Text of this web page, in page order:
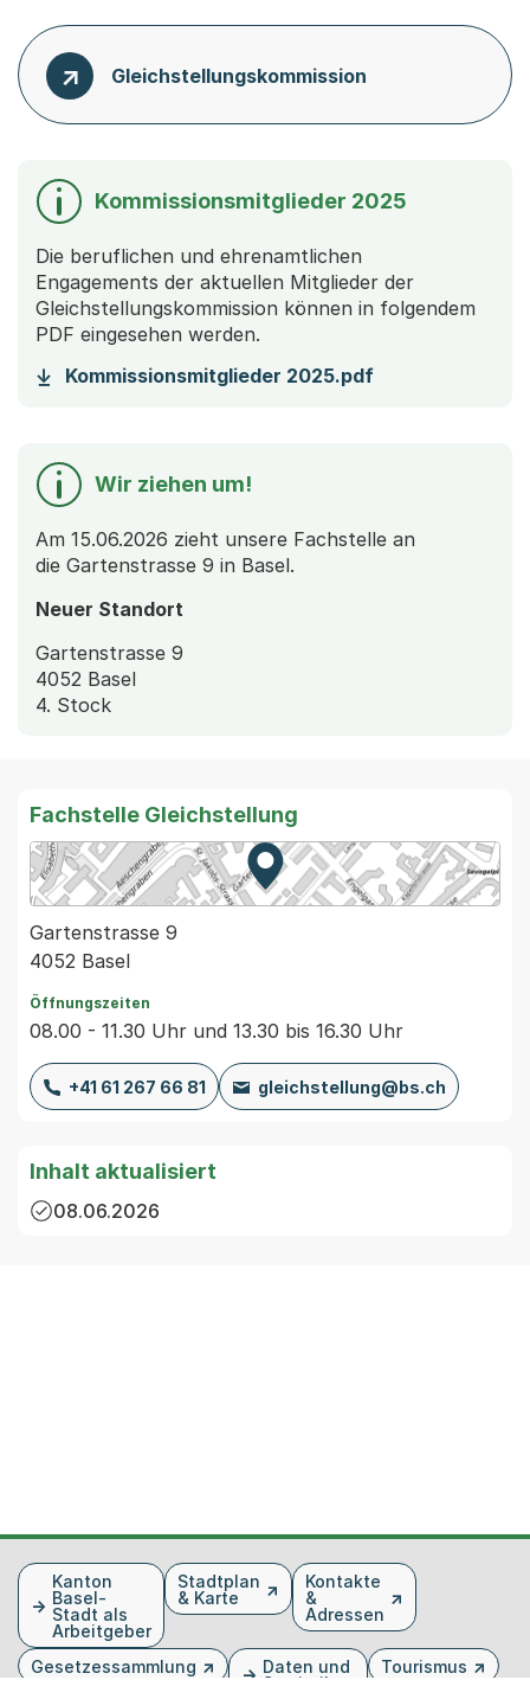
Gleichstellungskommission
Kommissionsmitglieder 2025
Die beruflichen und ehrenamtlichen
Engagements der aktuellen Mitglieder der
Gleichstellungskommission können in folgendem
PDF eingesehen werden.
Kommissionsmitglieder 2025.pdf(Startet einen
Wir ziehen um!
Am 15.06.2026 zieht unsere Fachstelle an
die Gartenstrasse 9 in Basel.
Neuer Standort
Gartenstrasse 9
4052 Basel
4. Stock
Fachstelle Gleichstellung
Zur Karte von MapBS.
Externer Link, wird in einem
Gartenstrasse 9
4052 Basel
Öffnungszeiten
08.00 - 11.30 Uhr und 13.30 bis 16.30 Uhr
+41 61 267 66 81 gleichstellung@bs.ch
Inhalt aktualisiert
08.06.2026
FusszeileKanton
Basel-
Stadt als
Arbeitgeber
Stadtplan
& Karte
Kontakte
&
Adressen
Gesetzessammlung
Daten und
Statistiken
Tourismus